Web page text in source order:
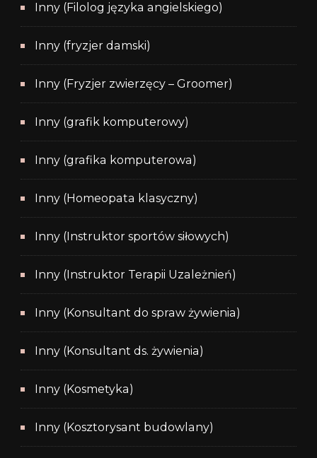
Inny (Filolog języka angielskiego)
Inny (fryzjer damski)
Inny (Fryzjer zwierzęcy – Groomer)
Inny (grafik komputerowy)
Inny (grafika komputerowa)
Inny (Homeopata klasyczny)
Inny (Instruktor sportów siłowych)
Inny (Instruktor Terapii Uzależnień)
Inny (Konsultant do spraw żywienia)
Inny (Konsultant ds. żywienia)
Inny (Kosmetyka)
Inny (Kosztorysant budowlany)